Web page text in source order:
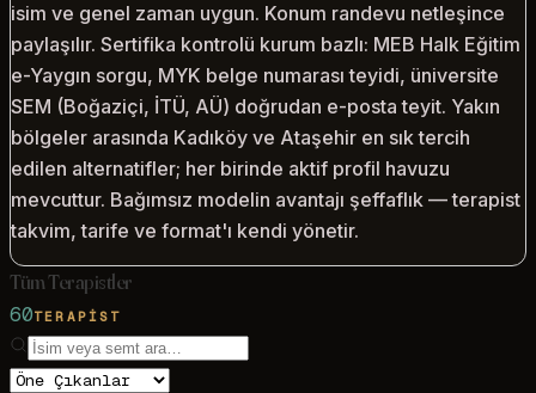
isim ve genel zaman uygun. Konum randevu netleşince
paylaşılır. Sertifika kontrolü kurum bazlı: MEB Halk Eğitim
e-Yaygın sorgu, MYK belge numarası teyidi, üniversite
SEM (Boğaziçi, İTÜ, AÜ) doğrudan e-posta teyit. Yakın
bölgeler arasında Kadıköy ve Ataşehir en sık tercih
edilen alternatifler; her birinde aktif profil havuzu
mevcuttur. Bağımsız modelin avantajı şeffaflık — terapist
takvim, tarife ve format'ı kendi yönetir.
Tüm Terapistler
60TERAPIST